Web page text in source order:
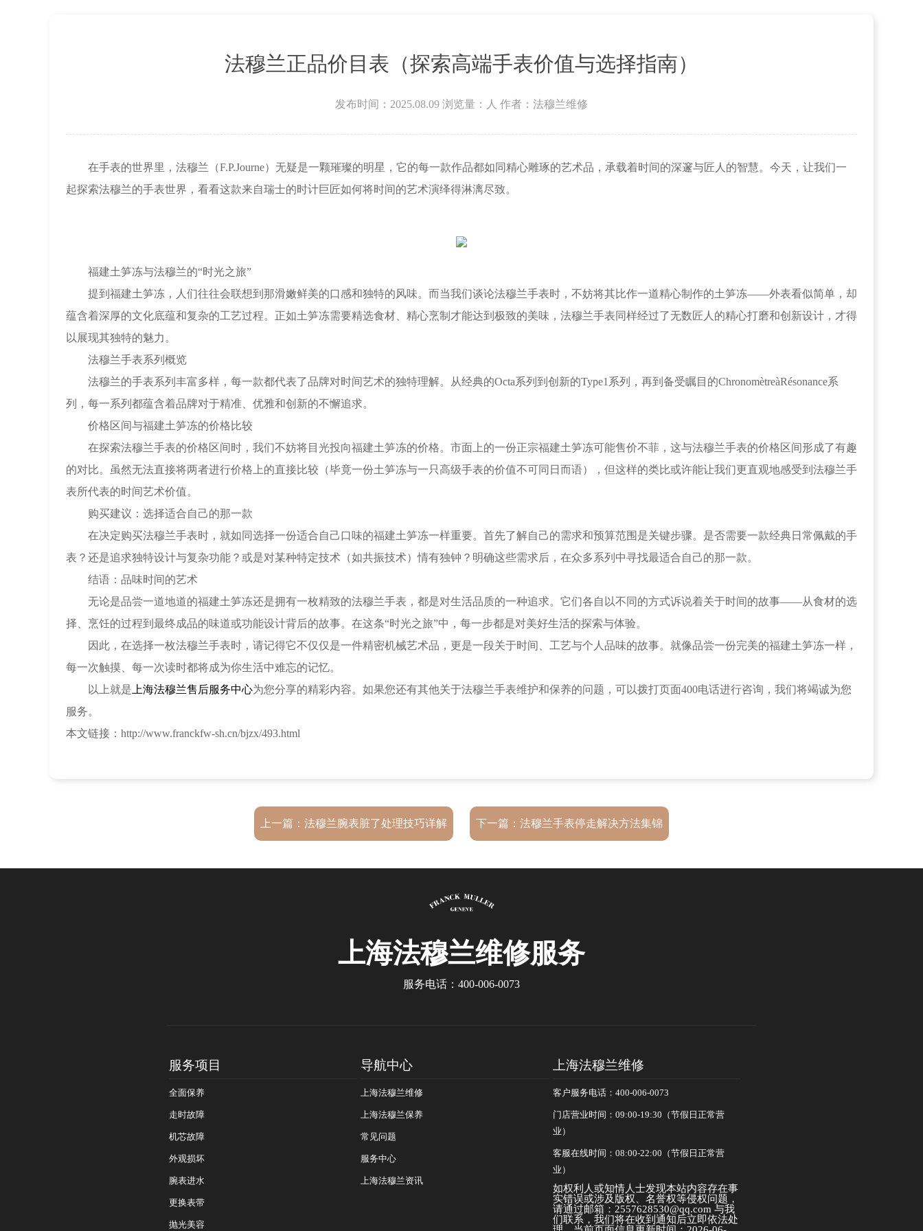
法穆兰正品价目表（探索高端手表价值与选择指南）
发布时间：2025.08.09 浏览量： 人 作者：法穆兰维修
在手表的世界里，法穆兰（F.P.Journe）无疑是一颗璀璨的明星，它的每一款作品都如同精心雕琢的艺术品，承载着时间的深邃与匠人的智慧。今天，让我们一
起探索法穆兰的手表世界，看看这款来自瑞士的时计巨匠如何将时间的艺术演绎得淋漓尽致。
福建土笋冻与法穆兰的“时光之旅”
提到福建土笋冻，人们往往会联想到那滑嫩鲜美的口感和独特的风味。而当我们谈论法穆兰手表时，不妨将其比作一道精心制作的土笋冻——外表看似简单，却
蕴含着深厚的文化底蕴和复杂的工艺过程。正如土笋冻需要精选食材、精心烹制才能达到极致的美味，法穆兰手表同样经过了无数匠人的精心打磨和创新设计，才得
以展现其独特的魅力。
法穆兰手表系列概览
法穆兰的手表系列丰富多样，每一款都代表了品牌对时间艺术的独特理解。从经典的Octa系列到创新的Type1系列，再到备受瞩目的ChronomètreàRésonance系
列，每一系列都蕴含着品牌对于精准、优雅和创新的不懈追求。
价格区间与福建土笋冻的价格比较
在探索法穆兰手表的价格区间时，我们不妨将目光投向福建土笋冻的价格。市面上的一份正宗福建土笋冻可能售价不菲，这与法穆兰手表的价格区间形成了有趣
的对比。虽然无法直接将两者进行价格上的直接比较（毕竟一份土笋冻与一只高级手表的价值不可同日而语），但这样的类比或许能让我们更直观地感受到法穆兰手
表所代表的时间艺术价值。
购买建议：选择适合自己的那一款
在决定购买法穆兰手表时，就如同选择一份适合自己口味的福建土笋冻一样重要。首先了解自己的需求和预算范围是关键步骤。是否需要一款经典日常佩戴的手
表？还是追求独特设计与复杂功能？或是对某种特定技术（如共振技术）情有独钟？明确这些需求后，在众多系列中寻找最适合自己的那一款。
结语：品味时间的艺术
无论是品尝一道地道的福建土笋冻还是拥有一枚精致的法穆兰手表，都是对生活品质的一种追求。它们各自以不同的方式诉说着关于时间的故事——从食材的选
择、烹饪的过程到最终成品的味道或功能设计背后的故事。在这条“时光之旅”中，每一步都是对美好生活的探索与体验。
因此，在选择一枚法穆兰手表时，请记得它不仅仅是一件精密机械艺术品，更是一段关于时间、工艺与个人品味的故事。就像品尝一份完美的福建土笋冻一样，
每一次触摸、每一次读时都将成为你生活中难忘的记忆。
以上就是 上海法穆兰售后服务中心为您分享的精彩内容。如果您还有其他关于法穆兰手表维护和保养的问题，可以拨打页面400电话进行咨询，我们将竭诚为您
服务。
本文链接：http://www.franckfw-sh.cn/bjzx/493.html
上一篇： 法穆兰腕表脏了处理技巧详解 下一篇：法穆兰手表停走解决方法集锦
上海法穆兰维修服务
服务电话： 400-006-0073
服务项目
全面保养
走时故障
机芯故障
外观损坏
腕表进水
更换表带
抛光美容
导航中心
上海法穆兰维修
上海法穆兰保养
常见问题
服务中心
上海法穆兰资讯
上海法穆兰维修
客户服务电话：400-006-0073
门店营业时间：09:00-19:30（节假日正常营
业）
客服在线时间：08:00-22:00（节假日正常营
业）
如权利人或知情人士发现本站内容存在事
实错误或涉及版权、名誉权等侵权问题，
请通过邮箱：2557628530@qq.com 与我
们联系，我们将在收到通知后立即依法处